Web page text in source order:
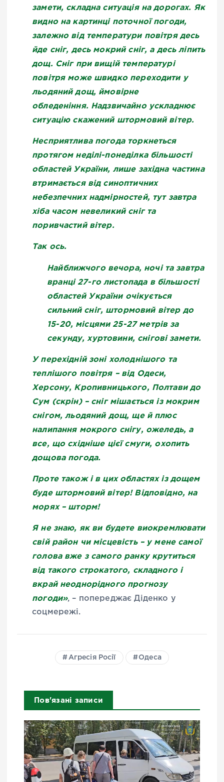
замети, складна ситуація на дорогах. Як
видно на картинці поточної погоди,
залежно від температури повітря десь
йде сніг, десь мокрий сніг, а десь ліпить
дощ. Сніг при вищій температурі
повітря може швидко переходити у
льодяний дощ, ймовірне
обледеніння. Надзвичайно ускладнює
ситуацію скажений штормовий вітер.
Несприятлива погода торкнеться
протягом неділі-понеділка більшості
областей України, лише західна частина
втримається від синоптичних
небезпечних надмірностей, тут завтра
хіба часом невеликий сніг та
поривчастий вітер.
Так ось.
Найближчого вечора, ночі та завтра
вранці 27-го листопада в більшості
областей України очікується
сильний сніг, штормовий вітер до
15-20, місцями 25-27 метрів за
секунду, хуртовини, снігові замети.
У перехідній зоні холоднішого та
теплішого повітря – від Одеси,
Херсону, Кропивницького, Полтави до
Сум (скрін) – сніг мішається із мокрим
снігом, льодяний дощ, ще й плюс
налипання мокрого снігу, ожеледь, а
все, що східніше цієї смуги, охопить
дощова погода.
Проте також і в цих областях із дощем
буде штормовий вітер! Відповідно, на
морях – шторм!
Я не знаю, як ви будете виокремлювати
свій район чи місцевість – у мене самої
голова вже з самого ранку крутиться
від такого строкатого, складного і
вкрай неоднорідного прогнозу
погоди», – попереджає Діденко у
соцмережі.
Агресія Росії Одеса
Пов'язані записи